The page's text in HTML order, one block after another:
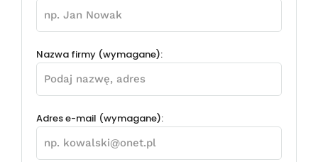
Nazwa firmy (wymagane):
Adres e-mail (wymagane):